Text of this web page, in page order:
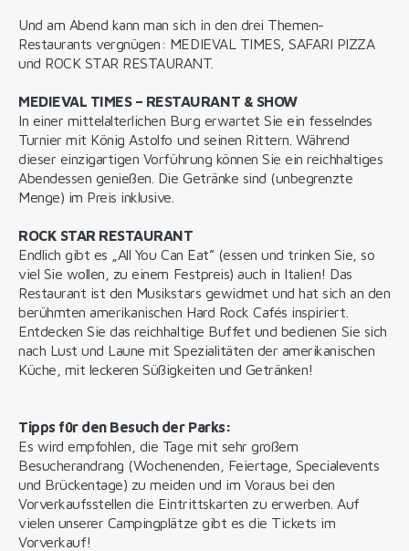
Und am Abend kann man sich in den drei Themen-
Restaurants vergnügen: MEDIEVAL TIMES, SAFARI PIZZA
und ROCK STAR RESTAURANT.
MEDIEVAL TIMES – RESTAURANT & SHOW
In einer mittelalterlichen Burg erwartet Sie ein fesselndes
Turnier mit König Astolfo und seinen Rittern. Während
dieser einzigartigen Vorführung können Sie ein reichhaltiges
Abendessen genießen. Die Getränke sind (unbegrenzte
Menge) im Preis inklusive.
ROCK STAR RESTAURANT
Endlich gibt es „All You Can Eat” (essen und trinken Sie, so
viel Sie wollen, zu einem Festpreis) auch in Italien! Das
Restaurant ist den Musikstars gewidmet und hat sich an den
berühmten amerikanischen Hard Rock Cafés inspiriert.
Entdecken Sie das reichhaltige Buffet und bedienen Sie sich
nach Lust und Laune mit Spezialitäten der amerikanischen
Küche, mit leckeren Süßigkeiten und Getränken!
Tipps für den Besuch der Parks:
Es wird empfohlen, die Tage mit sehr großem
Besucherandrang (Wochenenden, Feiertage, Specialevents
und Brückentage) zu meiden und im Voraus bei den
Vorverkaufsstellen die Eintrittskarten zu erwerben. Auf
vielen unserer Campingplätze gibt es die Tickets im
Vorverkauf!